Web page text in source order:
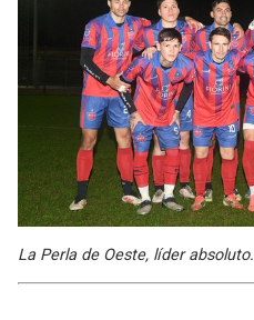
La Perla de Oeste, líder absoluto.